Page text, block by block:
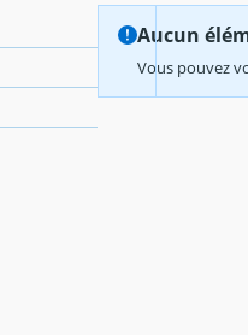
Aucun
Vous pouvez